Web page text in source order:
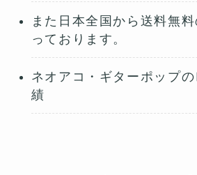
また日本全国から送料無
っております。
ネオアコ・ギターポップ
績